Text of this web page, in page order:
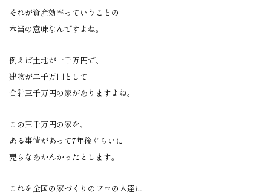
それが資産効率っていうことの
本当の意味なんですよね。
例えば土地が一千万円で、
建物が二千万円として
合計三千万円の家がありますよね。
この三千万円の家を、
ある事情があって7年後ぐらいに
売らなあかんかったとします。
これを全国の家づくりのプロの人達に